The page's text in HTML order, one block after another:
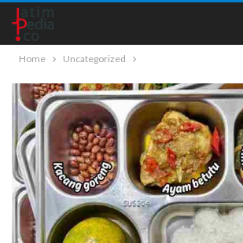
Home Uncategorized